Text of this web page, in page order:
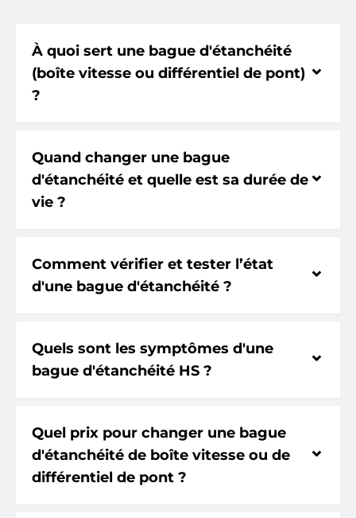
À quoi sert une bague d'étanchéité
(boîte vitesse ou différentiel de pont)
?
⌃
Quand changer une bague
d'étanchéité et quelle est sa durée de
vie ?
⌃
Comment vérifier et tester l’état
d'une bague d'étanchéité ?
⌃
Quels sont les symptômes d'une
bague d'étanchéité HS ?
⌃
Quel prix pour changer une bague
d'étanchéité de boîte vitesse ou de
différentiel de pont ?
⌃